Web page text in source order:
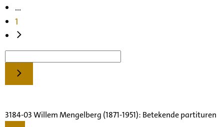
...
1
3184-03 Willem Mengelberg (1871-1951): Betekende partituren